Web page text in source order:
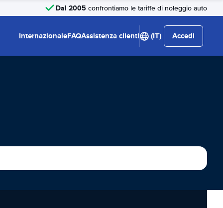
Dal 2005 confrontiamo le tariffe di noleggio auto
InternazionaleFAQAssistenza clienti (IT) Accedi